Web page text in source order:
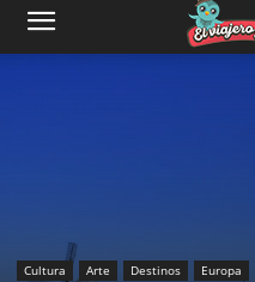
Cultura Arte Destinos Europa